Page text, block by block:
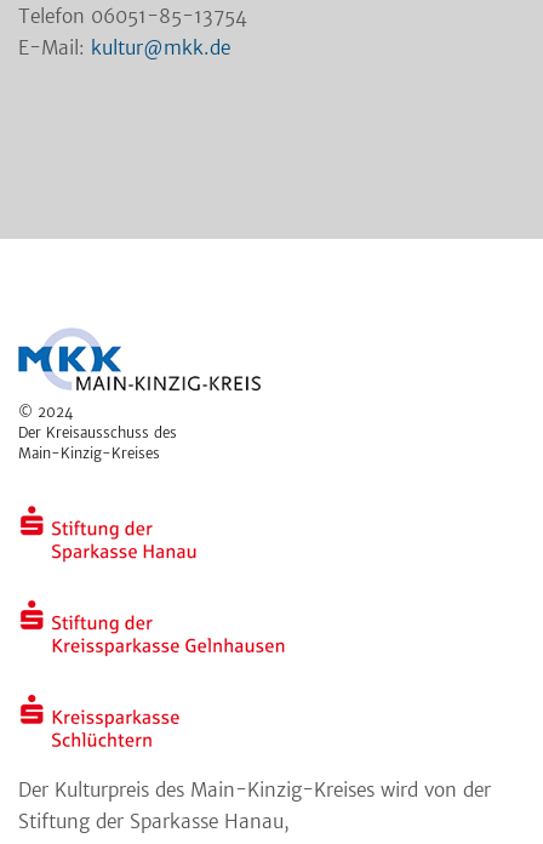
Telefon 06051-85-13754
E-Mail: kultur@mkk.de
© 2024
Der Kreisausschuss des
Main-Kinzig-Kreises
Der Kulturpreis des Main-Kinzig-Kreises wird von der
Stiftung der Sparkasse Hanau,